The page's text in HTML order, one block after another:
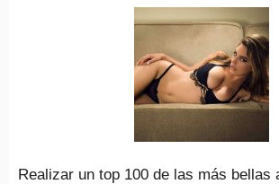
Realizar un top 100 de las más bellas